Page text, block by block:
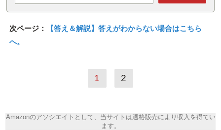
次ページ：
【答え＆解説】答えがわからない場合はこちら
へ。
1 2
Amazonのアソシエイトとして、当サイトは適格販売により収入を得てい
ます。